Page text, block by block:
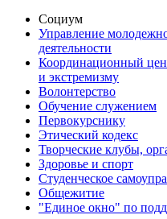
Социум
Управление
деятельности
Координационный
и экстремизму
Волонтерство
Обучение служением
Первокурснику
Этический кодекс
Творческие клубы,
Здоровье и спорт
Студенческое
Общежитие
"Единое окно" по